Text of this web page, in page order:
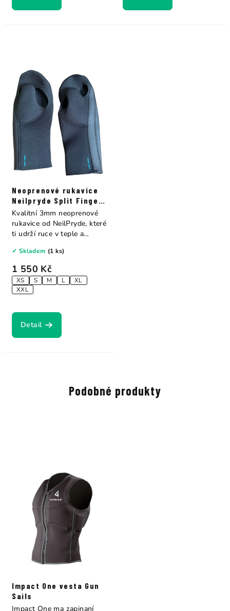
Neoprenové rukavice
Neilpryde Split Finger
s otevřenou dlaní
1 550 Kč
XS S M L
XL
XXL
✓ Skladem (1 ks)
Detail
Kvalitní 3mm neoprenové
rukavice od NeilPryde, které
ti udrží ruce v teple a
Podobné produkty
Impact One vesta Gun
Sails
Impact One ma zapinaní